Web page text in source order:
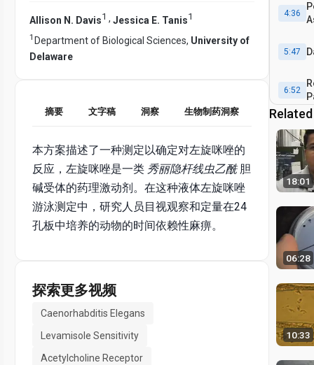
Allison N. Davis1 , Jessica E. Tanis1
1 Department of Biological Sciences, University of
Delaware
摘要 文字稿 洞察 生物制药洞察
本方案描述了一种测定以确定对左旋咪唑的
反应，左旋咪唑是一类 秀丽隐杆线虫乙酰胆
碱受体的药理激动剂。在这种液体左旋咪唑
游泳测定中，研究人员目视观察和定量在24
孔板中培养的动物的时间依赖性麻痹。
探索更多视频
Caenorhabditis Elegans
Levamisole Sensitivity
Acetylcholine Receptor
4:36
5:47
6:52
7:28
18:01
06:28
10:33